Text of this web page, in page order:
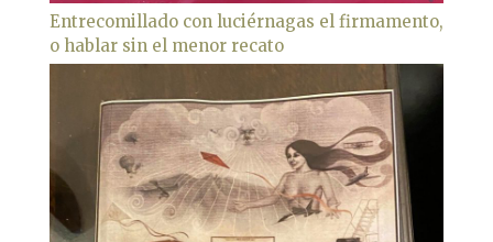
Entrecomillado con luciérnagas el firmamento,
o hablar sin el menor recato